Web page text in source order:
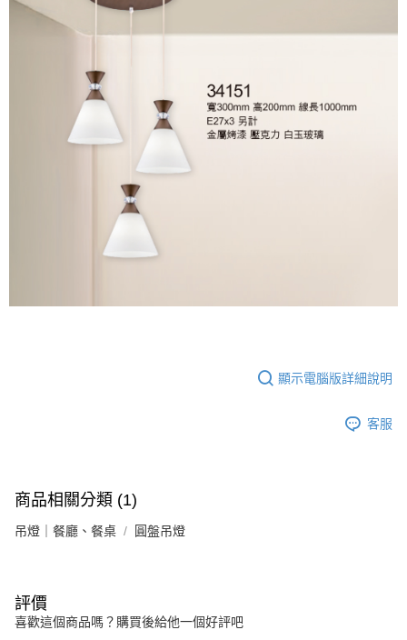
https://aftee.tw/terms/#terms3
３．未成年的使用者請事先徵得法定代理人或監護人之同意方可使用
４．使用「AFTEE先享後付」時，將依據個別帳號之用戶狀況，依本公司即
時審查核予不同之上限額度；若仍有額度不足之情形，本公司將視審查結果
請求用戶進行身份認證。
５．嚴禁一人註冊多個帳號或使用他人資訊註冊。若發現惡意使用之情形，
恩沛科技股份有限公司將有權停止該用戶之使用額度並採取法律行動。
顯示電腦版詳細說明
客服
商品相關分類 (1)
吊燈｜餐廳、餐桌 圓盤吊燈
評價
喜歡這個商品嗎？購買後給他一個好評吧